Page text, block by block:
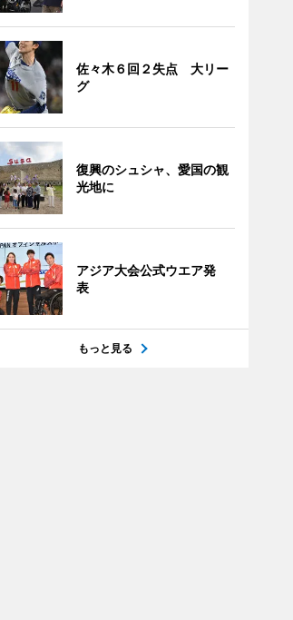
佐々木６回２失点 大リー
グ
復興のシュシャ、愛国の観
光地に
アジア大会公式ウエア発
表
もっと見る